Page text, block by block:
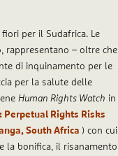
per il Sudafrica. Le
rappresentano – oltre che
di inquinamento per le
per la salute delle
Human Rights Watch in
Perpetual Rights Risks
South Africa ) con cui
la bonifica, il risanamento